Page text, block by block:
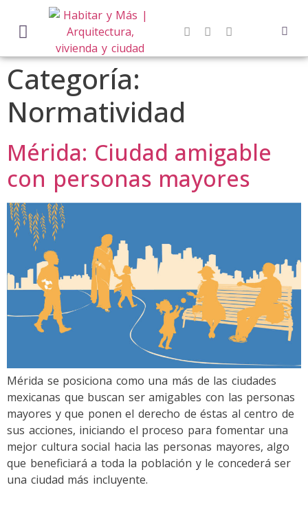
Categoría:
Normatividad
Mérida: Ciudad amigable
con personas mayores
Mérida se posiciona como una más de las ciudades
mexicanas que buscan ser amigables con las personas
mayores y que ponen el derecho de éstas al centro de
sus acciones, iniciando el proceso para fomentar una
mejor cultura social hacia las personas mayores, algo
que beneficiará a toda la población y le concederá ser
una ciudad más incluyente.